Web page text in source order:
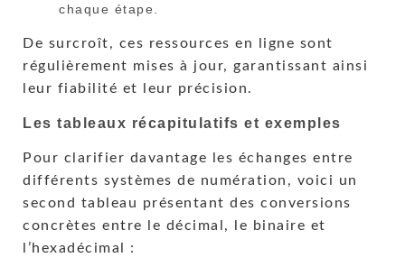
chaque étape.
De surcroît, ces ressources en ligne sont
régulièrement mises à jour, garantissant ainsi
leur fiabilité et leur précision.
Les tableaux récapitulatifs et exemples
Pour clarifier davantage les échanges entre
différents systèmes de numération, voici un
second tableau présentant des conversions
concrètes entre le décimal, le binaire et
l’hexadécimal :